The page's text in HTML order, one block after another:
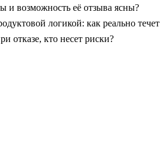
и возможность её отзыва ясны?
логикой: как реально течет
отказе, кто несет риски?